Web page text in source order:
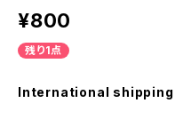
¥800
残り1点
International